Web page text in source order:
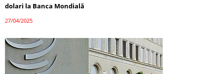
dolari la Banca Mondială
27/04/2025